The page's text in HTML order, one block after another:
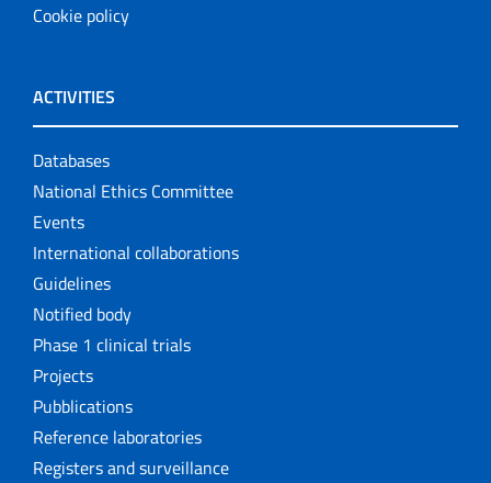
Cookie policy
ACTIVITIES
Databases
National Ethics Committee
Events
International collaborations
Guidelines
Notified body
Phase 1 clinical trials
Projects
Pubblications
Reference laboratories
Registers and surveillance